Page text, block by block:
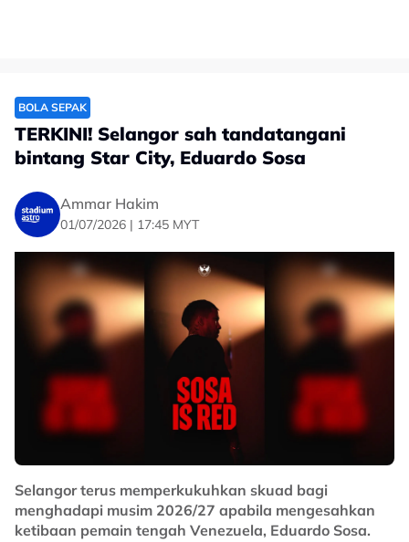
BOLA SEPAK
TERKINI! Selangor sah tandatangani
bintang Star City, Eduardo Sosa
Ammar Hakim
01/07/2026 | 17:45 MYT
Selangor terus memperkukuhkan skuad bagi
menghadapi musim 2026/27 apabila mengesahkan
ketibaan pemain tengah Venezuela, Eduardo Sosa.